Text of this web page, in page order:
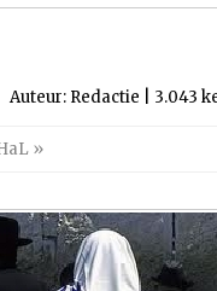
Auteur: Redactie | 3.043
»